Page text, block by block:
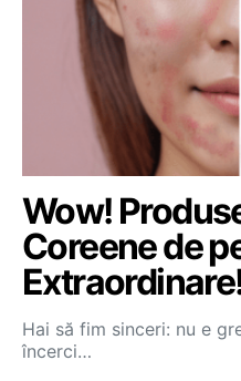
Wow!
Coreene de
Hai să fim sinceri: nu e
încerci…